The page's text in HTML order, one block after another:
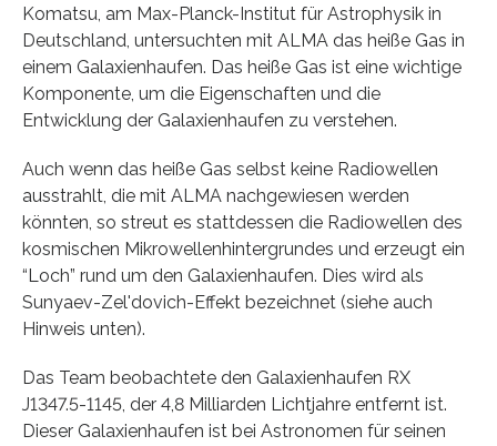
Komatsu, am Max-Planck-Institut für Astrophysik in
Deutschland, untersuchten mit ALMA das heiße Gas in
einem Galaxienhaufen. Das heiße Gas ist eine wichtige
Komponente, um die Eigenschaften und die
Entwicklung der Galaxienhaufen zu verstehen.
Auch wenn das heiße Gas selbst keine Radiowellen
ausstrahlt, die mit ALMA nachgewiesen werden
könnten, so streut es stattdessen die Radiowellen des
kosmischen Mikrowellenhintergrundes und erzeugt ein
“Loch” rund um den Galaxienhaufen. Dies wird als
Sunyaev-Zel'dovich-Effekt bezeichnet (siehe auch
Hinweis unten).
Das Team beobachtete den Galaxienhaufen RX
J1347.5-1145, der 4,8 Milliarden Lichtjahre entfernt ist.
Dieser Galaxienhaufen ist bei Astronomen für seinen